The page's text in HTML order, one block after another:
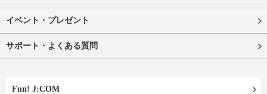
イベント・プレゼント
サポート・よくある質問
Fun! J:COM